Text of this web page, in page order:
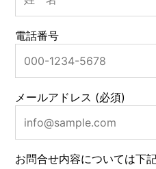
電話番号
メールアドレス (必須)
お問合せ内容については下